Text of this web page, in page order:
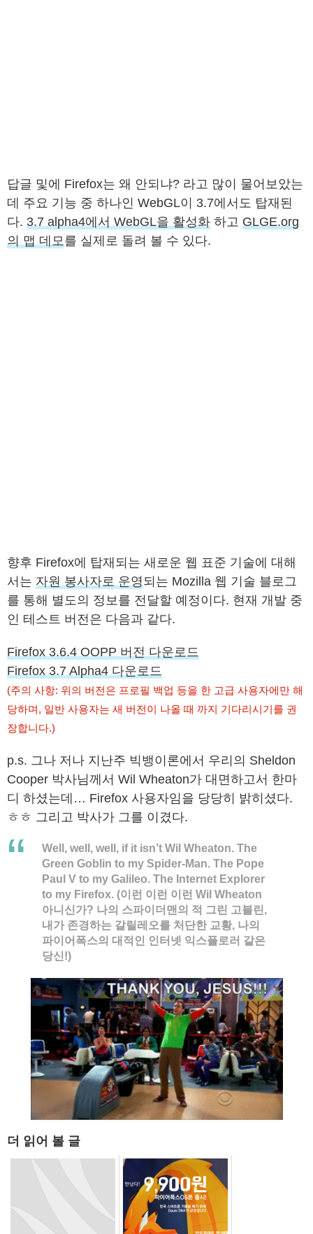
답글 및에 Firefox는 왜 안되냐? 라고 많이 물어보았는
데 주요 기능 중 하나인 WebGL이 3.7에서도 탑재된
다. 3.7 alpha4에서 WebGL을 활성화 하고 GLGE.org
의 맵 데모 를 실제로 돌려 볼 수 있다.
향후 Firefox에 탑재되는 새로운 웹 표준 기술에 대해
서는 자원 봉사자로 운영되는 Mozilla 웹 기술 블로그
를 통해 별도의 정보를 전달할 예정이다. 현재 개발 중
인 테스트 버전은 다음과 같다.
Firefox 3.6.4 OOPP 버전 다운로드
Firefox 3.7 Alpha4 다운로드
(주의 사항: 위의 버전은 프로필 백업 등을 한 고급 사용자에만 해
당하며, 일반 사용자는 새 버전이 나올 때 까지 기다리시기를 권
장합니다.)
p.s. 그나 저나 지난주 빅뱅이론에서 우리의 Sheldon
Cooper 박사님께서 Wil Wheaton가 대면하고서 한마
디 하셨는데… Firefox 사용자임을 당당히 밝히셨다.
ㅎㅎ 그리고 박사가 그를 이겼다.
Well, well, well, if it isn’t Wil Wheaton. The
Green Goblin to my Spider-Man. The Pope
Paul V to my Galileo. The Internet Explorer
to my Firefox. (이런 이런 이런 Wil Wheaton
아니신가? 나의 스파이더맨의 적 그린 고블린,
내가 존경하는 갈릴레오를 처단한 교황, 나의
파이어폭스의 대적인 인터넷 익스플로러 같은
당신!)
더 읽어 볼 글